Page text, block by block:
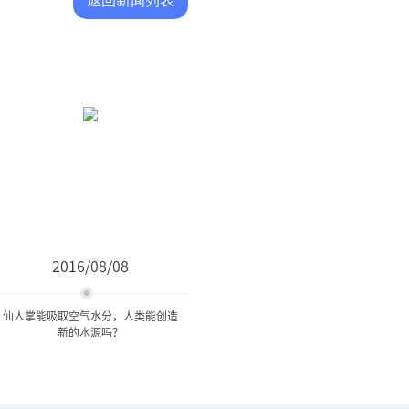
2016/08/08
仙人掌能吸取空气水分，人类能创造
新的水源吗？